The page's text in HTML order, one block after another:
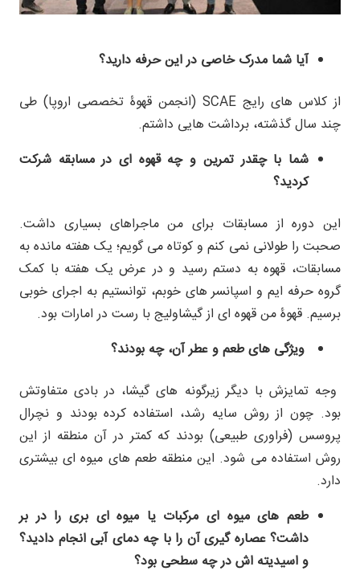
آیا شما مدرک خاصی در این حرفه دارید؟
از کلاس های رایج SCAE (انجمن قهوۀ تخصصی اروپا) طی
چند سال گذشته، برداشت هایی داشتم.
شما با چقدر تمرین و چه قهوه ای در مسابقه شرکت
کردید؟
این دوره از مسابقات برای من ماجراهای بسیاری داشت.
صحبت را طولانی نمی کنم و کوتاه می گویم؛ یک هفته مانده به
مسابقات، قهوه به دستم رسید و در عرض یک هفته با کمک
گروه حرفه ایم و اسپانسر های خوبم، توانستیم به اجرای خوبی
برسیم. قهوۀ من قهوه ای از گیشاولیج با رست در امارات بود.
ویژگی های طعم و عطر آن، چه بودند؟
وجه تمایزش با دیگر زیرگونه های گیشا، در بادی متفاوتش
بود. چون از روش سایه رشد، استفاده کرده بودند و نچرال
پروسس (فراوری طبیعی) بودند که کمتر در آن منطقه از این
روش استفاده می شود. این منطقه طعم های میوه ای بیشتری
دارد.
طعم های میوه ای مرکبات یا میوه ای بری را در بر
داشت؟ عصاره گیری آن را با چه دمای آبی انجام دادید؟
و اسیدیته اش در چه سطحی بود؟